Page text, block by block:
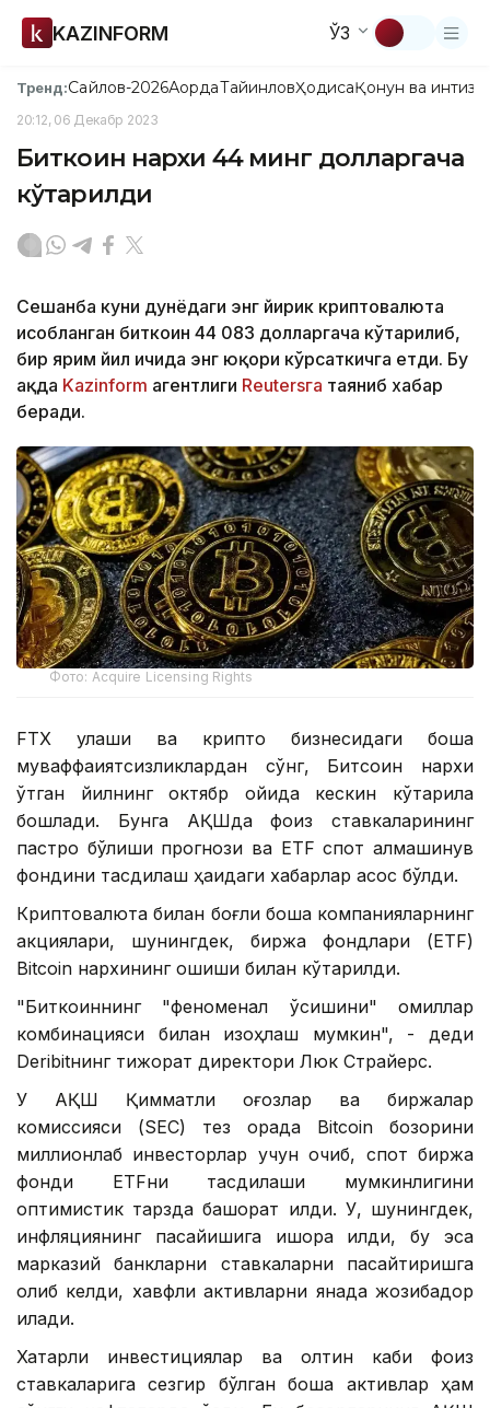
KAZINFORM ЎЗ
Тренд:Сайлов-2026АқордаТайинловҲодисаҚонун ва
20:12, 06 Декабр 2023
Биткоин нархи 44 минг долларгача
кўтарилди
Сешанба куни дунёдаги энг йирик криптовалюта
ҳисобланган биткоин 44 083 долларгача кўтарилиб,
бир ярим йил ичида энг юқори кўрсаткичга етди. Бу
ҳақда Kazinform агентлиги Reutersга таяниб хабар
беради.
Фото: Acquire Licensing Rights
FTX қулаши ва крипто бизнесидаги бошқа
муваффақиятсизликлардан сўнг, Битcоин нархи
ўтган йилнинг октябр ойида кескин кўтарила
бошлади. Бунга АҚШда фоиз ставкаларининг
пастроқ бўлиши прогнози ва ETF спот алмашинув
фондини тасдиқлаш ҳақидаги хабарлар асос бўлди.
Криптовалюта билан боғлиқ бошқа компанияларнинг
акциялари, шунингдек, биржа фондлари (ETF)
Bitcoin нархининг ошиши билан кўтарилди.
"Биткоиннинг "феноменал ўсишини" омиллар
комбинацияси билан изоҳлаш мумкин", - деди
Deribitнинг тижорат директори Люк Страйерс.
У АҚШ Қимматли қоғозлар ва биржалар
комиссияси (SEC) тез орада Bitcoin бозорини
миллионлаб инвесторлар учун очиб, спот биржа
фонди ETFни тасдиқлаши мумкинлигини
оптимистик тарзда башорат қилди. У, шунингдек,
инфляциянинг пасайишига ишора қилди, бу эса
марказий банкларни ставкаларни пасайтиришга
олиб келди, хавфли активларни янада жозибадор
қилади.
Хатарли инвестициялар ва олтин каби фоиз
ставкаларига сезгир бўлган бошқа активлар ҳам